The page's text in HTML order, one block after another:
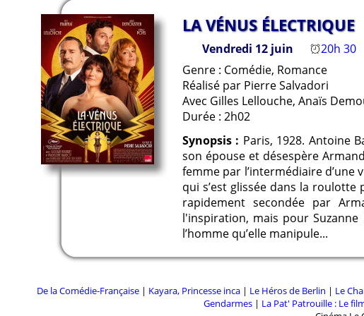
LA VÉNUS ÉLECTRIQUE
Vendredi 12 juin
20h 30
Genre : Comédie, Romance
Réalisé par Pierre Salvadori
Avec Gilles Lellouche, Anaïs
Durée : 2h02
Synopsis : Paris, 1928. Antoine
son épouse et désespère
femme par l’intermédiaire d’une
qui s’est glissée dans la
rapidement secondée par
l'inspiration, mais pour
l’homme qu’elle manipule...
De la Comédie-Française| Kayara, Princesse inca| Le Héros de Berlin | Le
Gendarmes| La Pat' Patrouille : Le